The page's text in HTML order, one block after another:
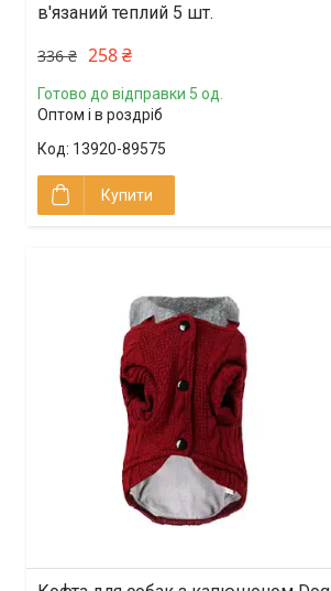
в'язаний теплий 5 шт.
336 ₴ 258 ₴
Готово до відправки 5 од.
Оптом і в роздріб
13920-89575
Купити